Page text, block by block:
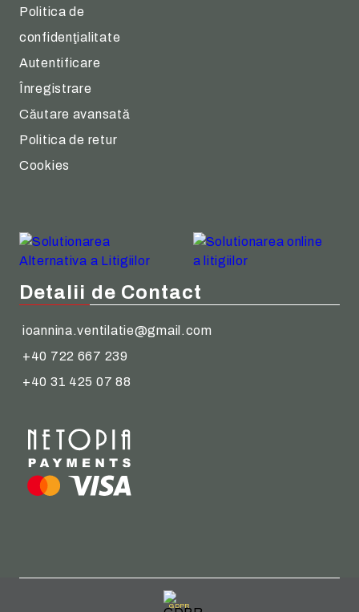
Politica de
confidenţialitate
Autentificare
Înregistrare
Căutare avansată
Politica de retur
Cookies
Detalii de Contact
ioannina.ventilatie@gmail.com
+40 722 667 239
+40 31 425 07 88
GDPR